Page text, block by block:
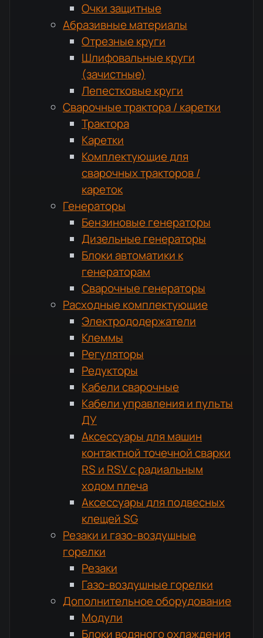
Очки защитные
Абразивные материалы
Отрезные круги
Шлифовальные круги
(зачистные)
Лепестковые круги
Сварочные трактора / каретки
Трактора
Каретки
Комплектующие для
сварочных тракторов /
кареток
Генераторы
Бензиновые генераторы
Дизельные генераторы
Блоки автоматики к
генераторам
Сварочные генераторы
Расходные комплектующие
Электрододержатели
Клеммы
Регуляторы
Редукторы
Кабели сварочные
Кабели управления и пульты
ДУ
Аксессуары для машин
контактной точечной сварки
RS и RSV с радиальным
ходом плеча
Аксессуары для подвесных
клещей SG
Резаки и газо-воздушные
горелки
Резаки
Газо-воздушные горелки
Дополнительное оборудование
Модули
Блоки водяного охлаждения